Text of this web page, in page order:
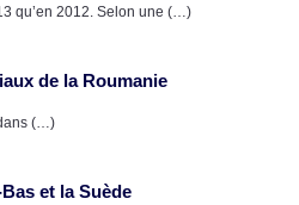
qu’en 2012. Selon une (…)
de la Roumanie
(…)
et la Suède